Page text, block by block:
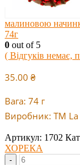
малиновою
74г
0 out of 5
( Відгуків немає,
35.00 ₴
Вага: 74 г
Виробник: ТМ La
Артикул: 1702
ХОРЕКА
-